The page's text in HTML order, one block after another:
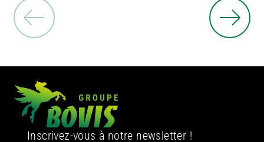
Inscrivez-vous à notre newsletter !